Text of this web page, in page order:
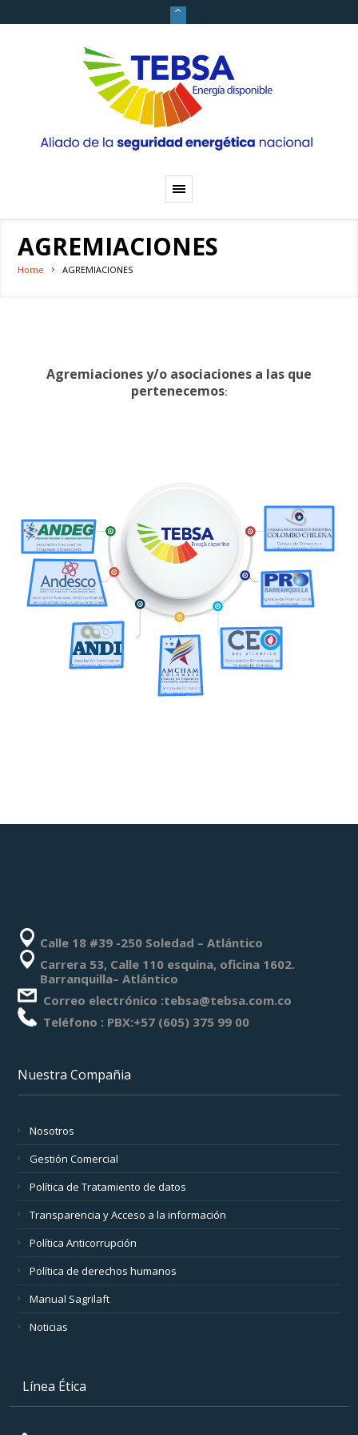
AGREMIACIONES
Home AGREMIACIONES
Agremiaciones y/o asociaciones a las que
pertenecemos:
Calle 18 #39 -250 Soledad – Atlántico
Carrera 53, Calle 110 esquina, oficina 1602.
Barranquilla– Atlántico
Correo electrónico :tebsa@tebsa.com.co
Teléfono : PBX:+57 (605) 375 99 00
Nuestra Compañia
Nosotros
Gestión Comercial
Política de Tratamiento de datos
Transparencia y Acceso a la información
Política Anticorrupción
Política de derechos humanos
Manual Sagrilaft
Noticias
Línea Ética